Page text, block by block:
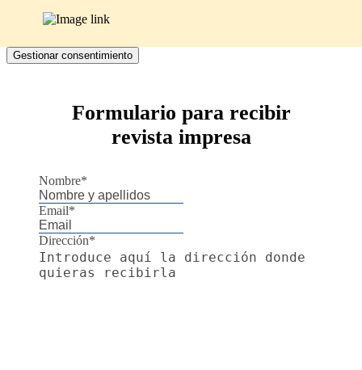
Gestionar consentimiento
Formulario para recibir
revista impresa
Nombre*
Email*
Dirección*